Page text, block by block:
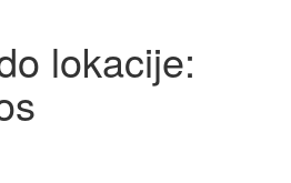
lokacije: